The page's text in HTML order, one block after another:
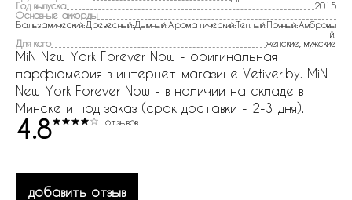
Год выпуска
2015
Основные аккорды
Бальзамический:Древесный:Дымный:Ароматический:Теплый:Пряный:Амбровы
й:
Для кого
женские, мужские
MiN New York Forever Now - оригинальная
парфюмерия в интернет-магазине Vetiver.by. MiN
New York Forever Now - в наличии на складе в
Минске и под заказ (срок доставки - 2-3 дня).
4.8 отзывов
добавить отзыв